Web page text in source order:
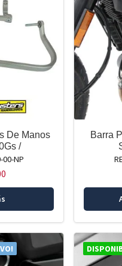
De Manos
/
00-NP
Barra